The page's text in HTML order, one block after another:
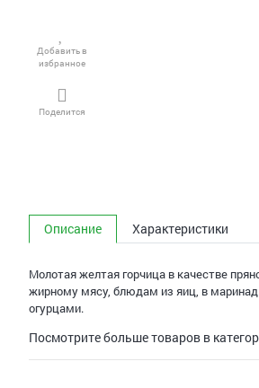
Добавить в
избранное
Поделится
Описание Характеристики
Молотая желтая горчица в качестве
жирному мясу, блюдам из яиц, в
огурцами.
Посмотрите больше товаров в